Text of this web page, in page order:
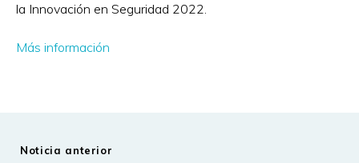
la Innovación en Seguridad 2022.
Más información
Noticia anterior